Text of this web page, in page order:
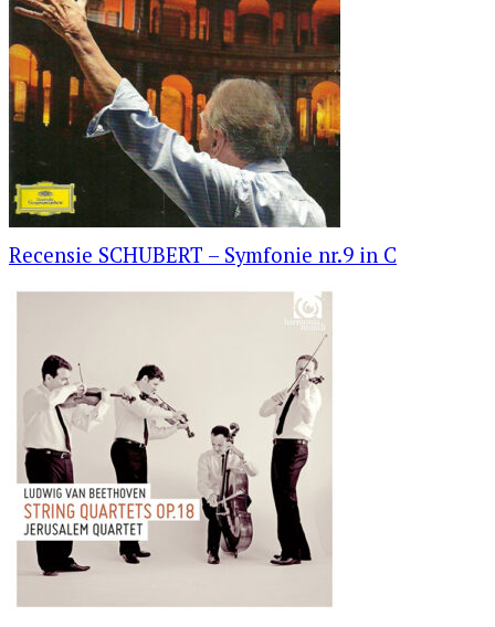
Recensie SCHUBERT – Symfonie nr.9 in C